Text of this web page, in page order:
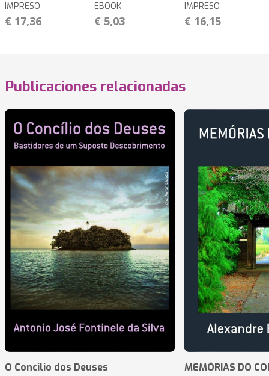
IMPRESO
€ 17,36
EBOOK
€ 5,03
IMPRESO
€ 16,15
Publicaciones relacionadas
O Concílio dos Deuses MEMÓRIAS DO